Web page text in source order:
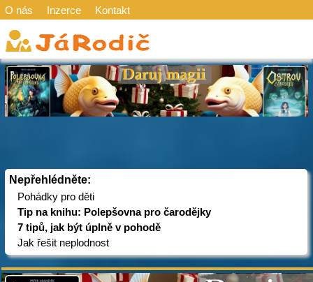
O nás Inzerce Kontakt
Nepřehlédněte:
Pohádky pro děti
Tip na knihu: Polepšovna pro čarodějky
7 tipů, jak být úplně v pohodě
Jak řešit neplodnost